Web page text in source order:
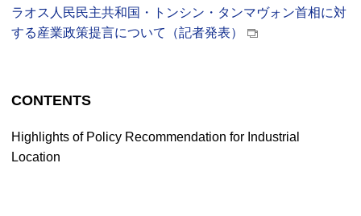
ラオス人民民主共和国・トンシン・タンマヴォン首相に対
する産業政策提言について（記者発表）
CONTENTS
Highlights of Policy Recommendation for Industrial
Location